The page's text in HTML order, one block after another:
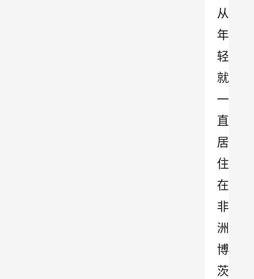
从
年
轻
就
一
直
居
住
在
非
洲
博
茨